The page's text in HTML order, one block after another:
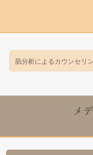
肌分析によるカウンセリ
メ